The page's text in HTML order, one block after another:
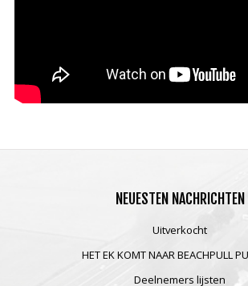
NEUESTEN NACHRICHTEN
Uitverkocht
HET EK KOMT NAAR BEACHPULL
Deelnemers lijsten